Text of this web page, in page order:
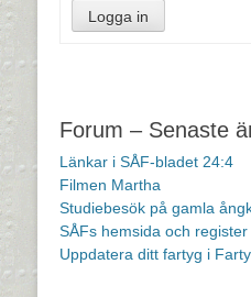
Logga in
Forum – Senaste
Länkar i SÅF-bladet 24:4
Filmen Martha
Studiebesök på gamla
SÅFs hemsida och
Uppdatera ditt fartyg i